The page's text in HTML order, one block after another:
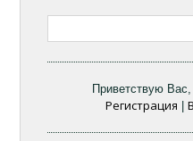
Приветствую Вас,
Регистрация |